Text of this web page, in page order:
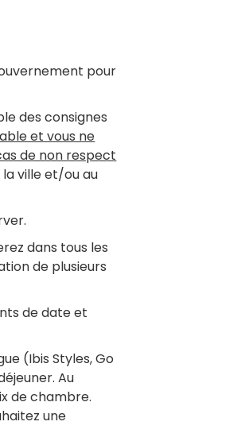
pour
des consignes
et vous ne
de non respect
ville et/ou au
dans tous les
de plusieurs
de date et
(Ibis Styles, Go
Au
de chambre.
une